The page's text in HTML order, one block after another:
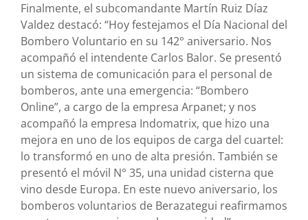
Finalmente, el subcomandante Martín Ruiz Díaz
Valdez destacó: “Hoy festejamos el Día Nacional del
Bombero Voluntario en su 142° aniversario. Nos
acompañó el intendente Carlos Balor. Se presentó
un sistema de comunicación para el personal de
bomberos, ante una emergencia: “Bombero
Online”, a cargo de la empresa Arpanet; y nos
acompañó la empresa Indomatrix, que hizo una
mejora en uno de los equipos de carga del cuartel:
lo transformó en uno de alta presión. También se
presentó el móvil N° 35, una unidad cisterna que
vino desde Europa. En este nuevo aniversario, los
bomberos voluntarios de Berazategui reafirmamos